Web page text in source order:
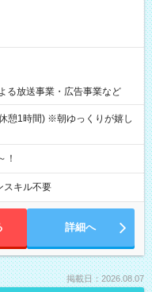
る放送事業・広告事業など
憩1時間) ※朝ゆっくりが嬉し
！
スキル不要
詳細へ
掲載日：2026.08.07